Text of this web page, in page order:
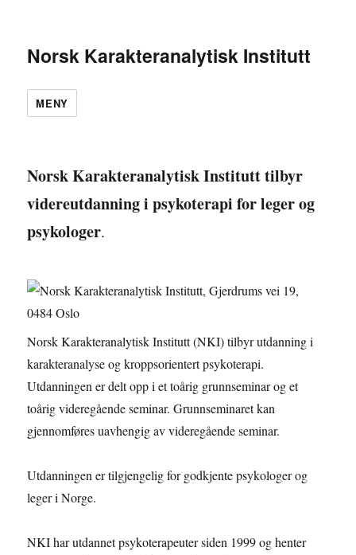
Norsk Karakteranalytisk Institutt
MENY
Norsk Karakteranalytisk Institutt tilbyr
videreutdanning i psykoterapi for leger og
psykologer.
Norsk Karakteranalytisk Institutt (NKI) tilbyr utdanning i
karakteranalyse og kroppsorientert psykoterapi.
Utdanningen er delt opp i et toårig grunnseminar og et
toårig videregående seminar. Grunnseminaret kan
gjennomføres uavhengig av videregående seminar.
Utdanningen er tilgjengelig for godkjente psykologer og
leger i Norge.
NKI har utdannet psykoterapeuter siden 1999 og henter